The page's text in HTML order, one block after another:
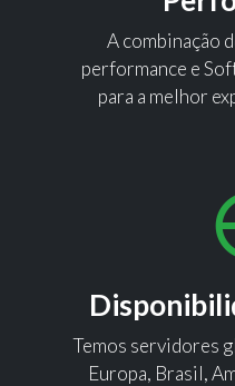
A combinação
performance e
para a melhor
Temos servidores
Europa, Brasil,